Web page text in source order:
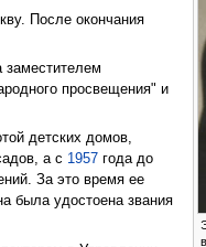
После окончания
заместителем
просвещения" и
детских домов,
а с 1957 года до
За это время ее
была удостоена звания